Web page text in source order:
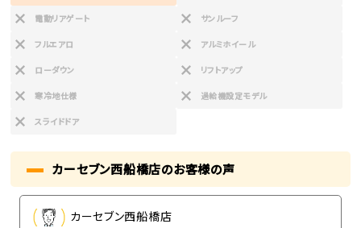
電動リアゲート サンルーフ
フルエアロ アルミホイール
ローダウン リフトアップ
寒冷地仕様 過給機設定モデル
スライドドア
カーセブン西船橋店のお客様の声
カーセブン西船橋店